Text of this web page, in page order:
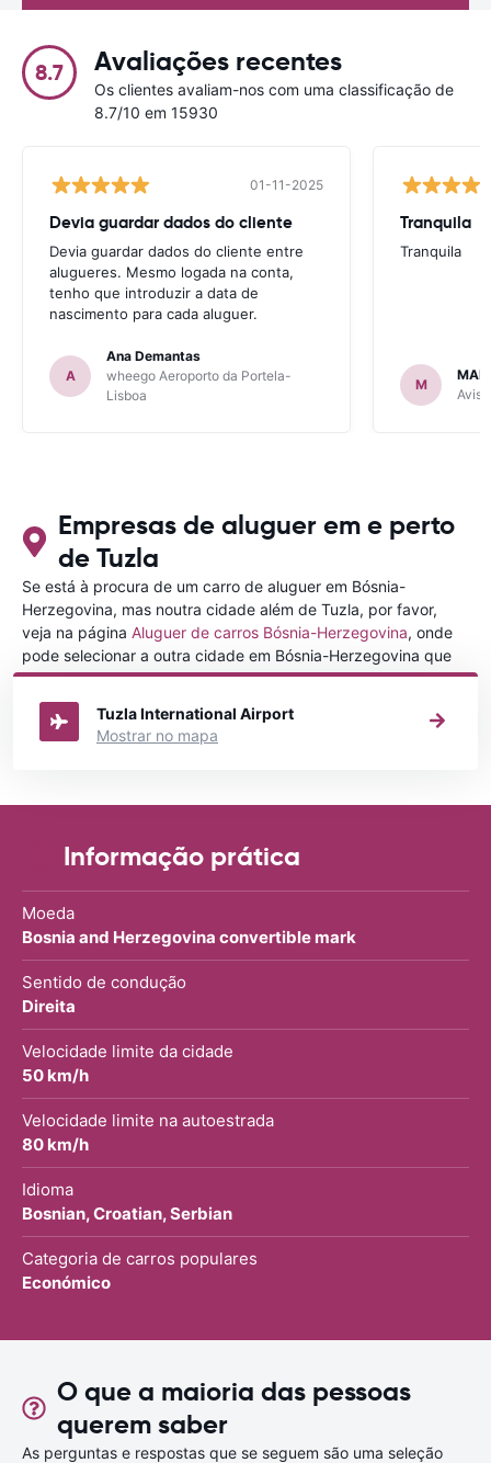
8.7 Avaliações recentes
Os clientes avaliam-nos com uma classificação de
8.7/10 em 15930
01-11-2025
Devia guardar dados do cliente
Devia guardar dados do cliente entre
alugueres. Mesmo logada na conta,
tenho que introduzir a data de
nascimento para cada aluguer.
A
Ana Demantas
wheego Aeroporto da Portela-
Lisboa
Tranquila
Tranquila
M
Avis
Empresas de aluguer em e perto
de Tuzla
Se está à procura de um carro de aluguer em Bósnia-
Herzegovina, mas noutra cidade além de Tuzla, por favor,
veja na página Aluguer de carros Bósnia-Herzegovina, onde
pode selecionar a outra cidade em Bósnia-Herzegovina que
gostaria de alugar um carro
Tuzla International Airport
Mostrar no mapa
Informação prática
Moeda
Bosnia and Herzegovina convertible mark
Sentido de condução
Direita
Velocidade limite da cidade
50 km/h
Velocidade limite na autoestrada
80 km/h
Idioma
Bosnian, Croatian, Serbian
Categoria de carros populares
Económico
O que a maioria das pessoas
querem saber
As perguntas e respostas que se seguem são uma seleção